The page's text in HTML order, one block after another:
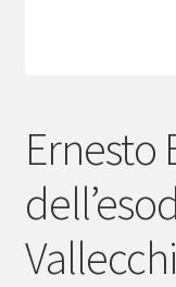
Ernesto